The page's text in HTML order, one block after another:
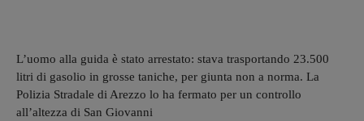
L’uomo alla guida è stato arrestato: stava trasportando 23.500
litri di gasolio in grosse taniche, per giunta non a norma. La
Polizia Stradale di Arezzo lo ha fermato per un controllo
all’altezza di San Giovanni